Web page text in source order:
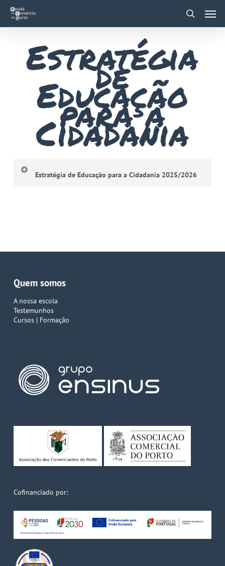
main
Estratégia
de
Educação
para a
Cidadania
Estratégia de Educação para a Cidadania 2025/2026
Quem somos
A nossa escola
Testemunhos
Cursos | Formação
Cofinanciado por: